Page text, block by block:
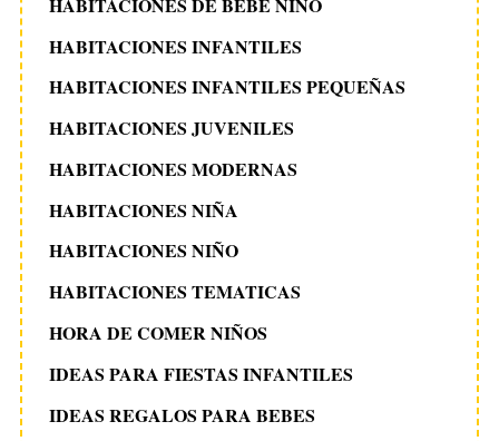
HABITACIONES INFANTILES
HABITACIONES INFANTILES PEQUEÑAS
HABITACIONES JUVENILES
HABITACIONES MODERNAS
HABITACIONES NIÑA
HABITACIONES NIÑO
HABITACIONES TEMATICAS
HORA DE COMER NIÑOS
IDEAS PARA FIESTAS INFANTILES
IDEAS REGALOS PARA BEBES